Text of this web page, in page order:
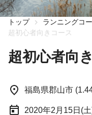
トップ ランニングコ
超初心者向きコース
超初心者向
福島県郡山市
2020年2月15日(